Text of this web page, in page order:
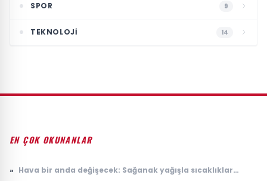
SPOR 9
TEKNOLOJI 14
EN ÇOK OKUNANLAR
» Hava bir anda değişecek: Sağanak yağışla sıcaklıklar